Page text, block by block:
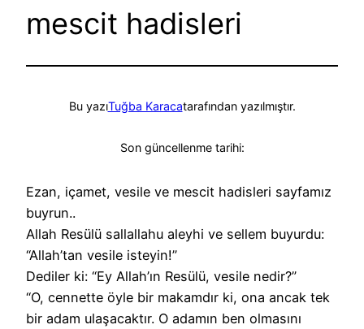
mescit hadisleri
Bu yazıTuğba Karacatarafından yazılmıştır.
Son güncellenme tarihi:
Ezan, içamet, vesile ve mescit hadisleri sayfamız
buyrun..
Allah Resülü sallallahu aleyhi ve sellem buyurdu:
“Allah’tan vesile isteyin!”
Dediler ki: “Ey Allah’ın Resülü, vesile nedir?”
“O, cennette öyle bir makamdır ki, ona ancak tek
bir adam ulaşacaktır. O adamın ben olmasını